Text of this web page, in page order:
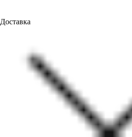
Доставка